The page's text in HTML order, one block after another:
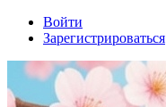
Войти
Зарегистрироваться